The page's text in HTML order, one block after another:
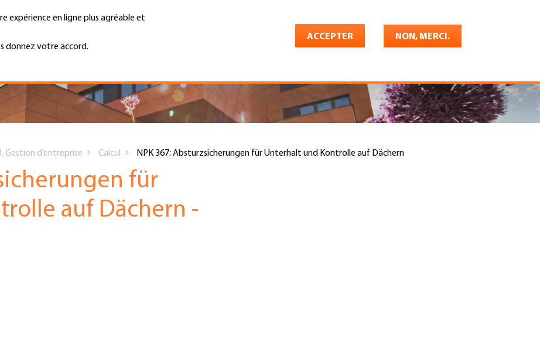
expérience en ligne plus agréable et
donnez votre accord.
ACCEPTER NON, MERCI.
Top
Menu
Shop Konto Français
Gestion d’entreprise Calcul NPK 367: Absturzsicherungen für Unterhalt und Kontrolle auf Dächern
für
auf Dächern -